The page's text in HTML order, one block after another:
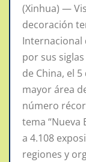
(Xinhua) —
decoración
Internacional
por sus
de China, el
mayor área
número
tema “Nueva
a 4.108
regiones y